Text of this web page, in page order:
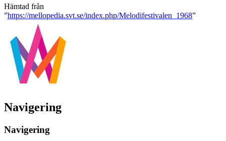
Hämtad från
”https://mellopedia.svt.se/index.php/Melodifestivalen_1968”
Navigering
Navigering